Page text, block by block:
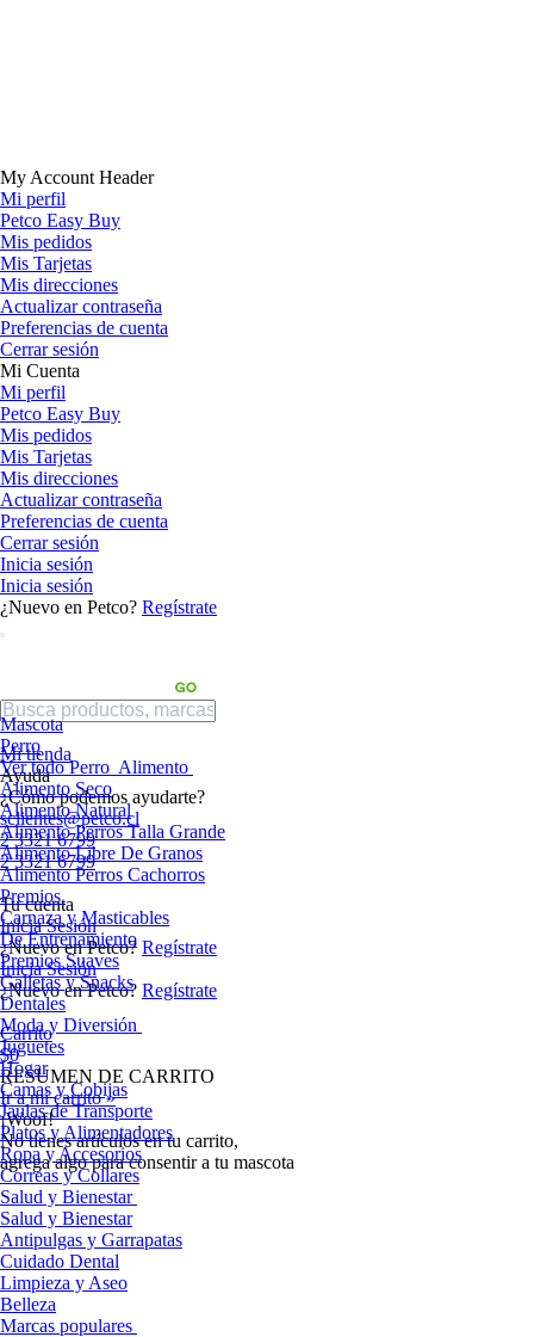
My Account Header
Mi perfil
Petco Easy Buy
Mis pedidos
Mis Tarjetas
Mis direcciones
Actualizar contraseña
Preferencias de cuenta
Cerrar sesión
Mi Cuenta
Mi perfil
Petco Easy Buy
Mis pedidos
Mis Tarjetas
Mis direcciones
Actualizar contraseña
Preferencias de cuenta
Cerrar sesión
Inicia sesión
Inicia sesión
¿Nuevo en Petco? Regístrate
Mi tienda
Ayuda
¿Cómo podemos ayudarte?
sclientes@petco.cl
2 3321 6799
2 3321 6799
Tu cuenta
Inicia Sesión
¿Nuevo en Petco? Regístrate
Inicia Sesión
¿Nuevo en Petco? Regístrate
Carrito
$0
RESUMEN DE CARRITO
Ir a mi carrito »
¡Woof!
No tíenes artículos en tu carrito,
agrega algo para consentir a tu mascota
Mascota
Perro
Ver todo Perro Alimento
Alimento Seco
Alimento Natural
Alimento Perros Talla Grande
Alimento Libre De Granos
Alimento Perros Cachorros
Premios
Carnaza y Masticables
De Entrenamiento
Premios Suaves
Galletas y Snacks
Dentales
Moda y Diversión
Juguetes
Hogar
Camas y Cobijas
Jaulas de Transporte
Platos y Alimentadores
Ropa y Accesorios
Correas y Collares
Salud y Bienestar
Salud y Bienestar
Antipulgas y Garrapatas
Cuidado Dental
Limpieza y Aseo
Belleza
Marcas populares